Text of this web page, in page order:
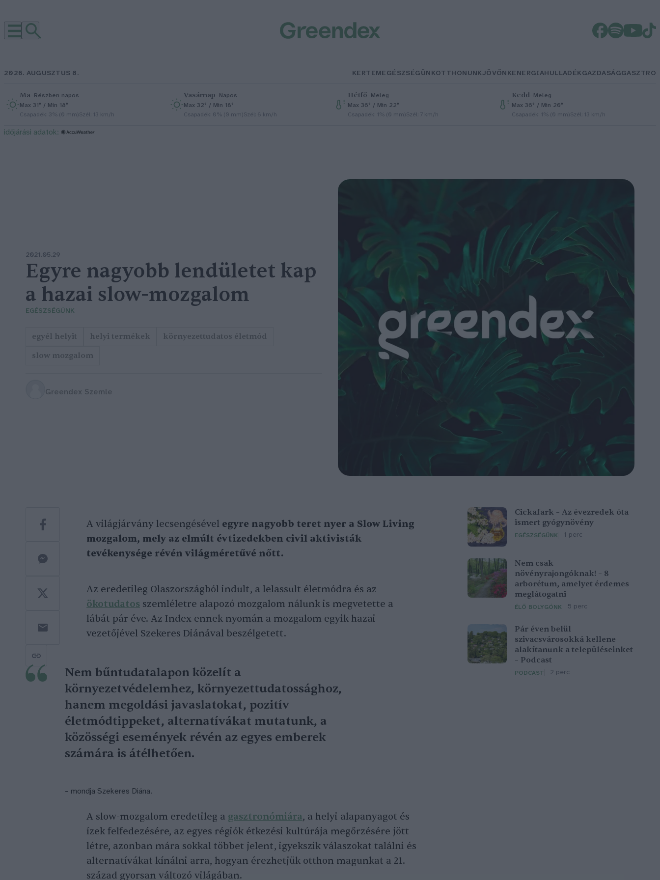
2026. AUGUSZTUS 8. KERTEMEGÉSZSÉGÜNKOTTHONUNKJÖVŐNKENERGIAHULLADÉKGAZDASÁGGASZTRO
Ma–Részben napos
Max 31° / Min 18°
Csapadék: 3% (0 mm)Szél: 13 km/h
Vasárnap–Napos
Max 32° / Min 18°
Csapadék: 0% (0 mm)Szél: 6 km/h
Hétfő–Meleg
Max 36° / Min 22°
Csapadék: 1% (0 mm)Szél: 7 km/h
Kedd–Meleg
Max 36° / Min 20°
Csapadék: 1% (0 mm)Szél: 13 km/h
időjárási adatok:
2021.05.29
Egyre nagyobb lendületet kap
a hazai slow-mozgalom
EGÉSZSÉGÜNK
egyél helyit helyi termékek
környezettudatos életmód
slow mozgalom
Greendex Szemle
A világjárvány lecsengésével egyre nagyobb teret nyer a Slow Living
mozgalom, mely az elmúlt évtizedekben civil aktivisták
tevékenysége révén világméretűvé nőtt.
Az eredetileg Olaszországból indult, a lelassult életmódra és az
ökotudatos szemléletre alapozó mozgalom nálunk is megvetette a
lábát pár éve. Az Index ennek nyomán a mozgalom egyik hazai
vezetőjével Szekeres Diánával beszélgetett.
Nem bűntudatalapon közelít a
környezetvédelemhez, környezettudatossághoz,
hanem megoldási javaslatokat, pozitív
életmódtippeket, alternatívákat mutatunk, a
közösségi események révén az egyes emberek
számára is átélhetően.
– mondja Szekeres Diána.
A slow-mozgalom eredetileg a gasztronómiára, a helyi alapanyagot és
ízek felfedezésére, az egyes régiók étkezési kultúrája megőrzésére jött
létre, azonban mára sokkal többet jelent, igyekszik válaszokat találni és
alternatívákat kínálni arra, hogyan érezhetjük otthon magunkat a 21.
század gyorsan változó világában.
Cickafark – Az évezredek óta
ismert gyógynövény
EGÉSZSÉGÜNK 1 perc
Nem csak
növényrajongóknak! – 8
arborétum, amelyet érdemes
meglátogatni
ÉLŐ BOLYGÓNK 5 perc
Pár éven belül
szivacsvárosokká kellene
alakítanunk a településeinket
– Podcast
PODCAST 2 perc